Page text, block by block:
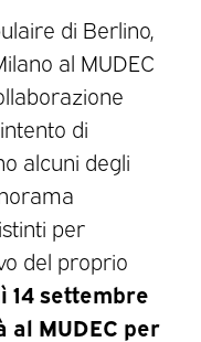
di Berlino,
al MUDEC
di
alcuni degli
per
del proprio
14 settembre
al MUDEC per